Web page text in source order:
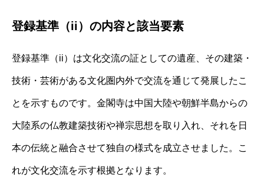
登録基準（ii）の内容と該当要素
登録基準（ii）は文化交流の証としての遺産、その建築・
技術・芸術がある文化圏内外で交流を通じて発展したこ
とを示すものです。金閣寺は中国大陸や朝鮮半島からの
大陸系の仏教建築技術や禅宗思想を取り入れ、それを日
本の伝統と融合させて独自の様式を成立させました。こ
れが文化交流を示す根拠となります。